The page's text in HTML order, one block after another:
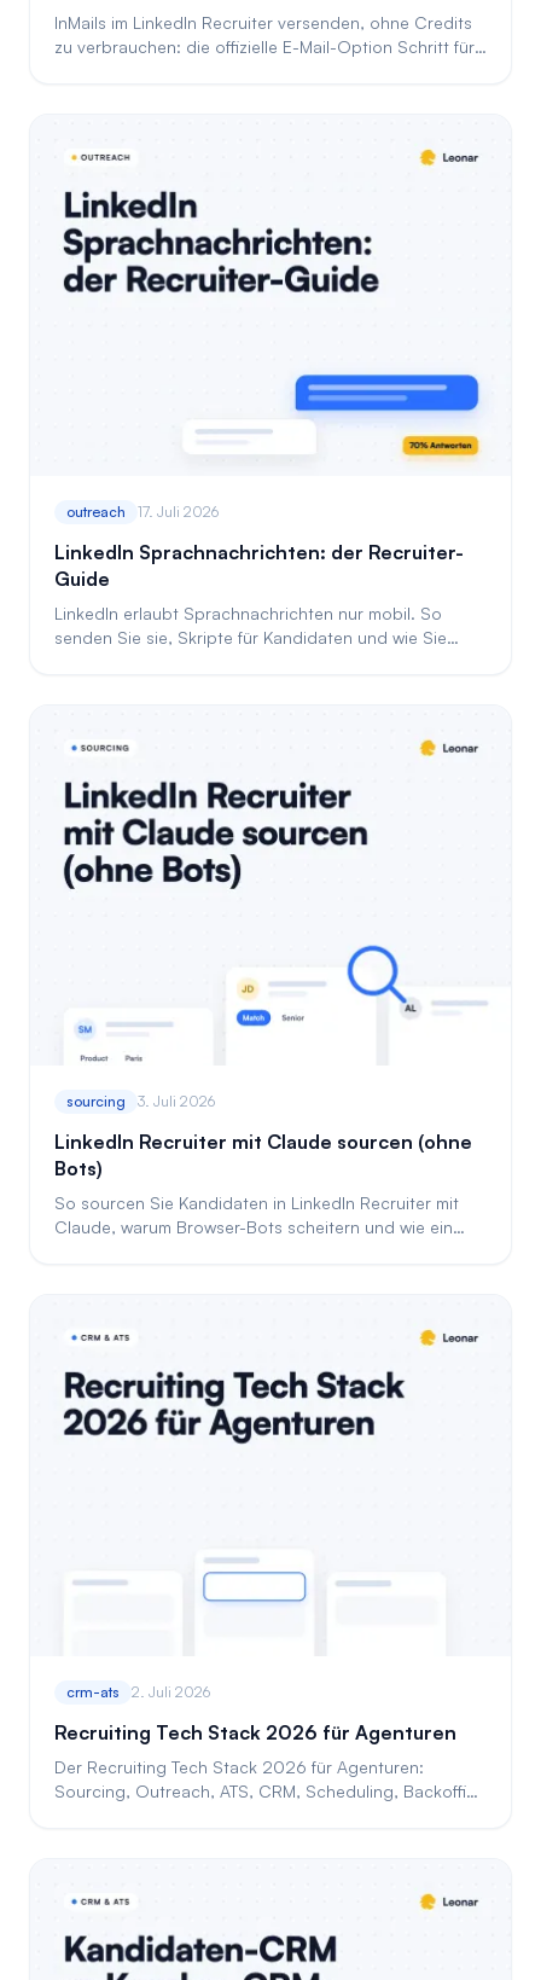
InMails im LinkedIn Recruiter versenden, ohne Credits
zu verbrauchen: die offizielle E-Mail-Option Schritt für
outreach 17. Juli 2026
LinkedIn Sprachnachrichten: der Recruiter-
Guide
LinkedIn erlaubt Sprachnachrichten nur mobil. So
senden Sie sie, Skripte für Kandidaten und wie Sie
sourcing 3. Juli 2026
LinkedIn Recruiter mit Claude sourcen (ohne
Bots)
So sourcen Sie Kandidaten in LinkedIn Recruiter mit
Claude, warum Browser-Bots scheitern und wie ein
crm-ats 2. Juli 2026
Recruiting Tech Stack 2026 für Agenturen
Der Recruiting Tech Stack 2026 für Agenturen:
Sourcing, Outreach, ATS, CRM, Scheduling, Backoffice